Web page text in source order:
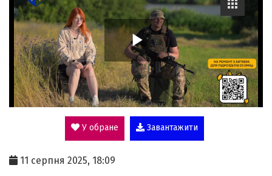
P
l
a
У обране Завантажити
11 серпня 2025, 18:09